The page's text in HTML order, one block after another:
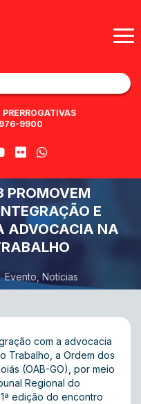
PRERROGATIVAS
9900
PROMOVEM
E
ADVOCACIA NA
Evento Notícias
com a advocacia
Trabalho, a Ordem dos
(OAB-GO), por meio
Regional do
edição do encontro